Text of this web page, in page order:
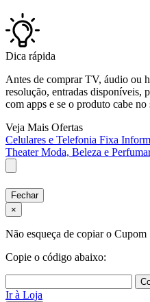
Dica rápida
Antes de comprar TV, áudio ou
resolução, entradas disponíveis,
com apps e se o produto cabe no
Veja Mais Ofertas
Celulares e Telefonia Fixa
TheaterModa, Beleza e
Fechar
×
Não esqueça de copiar o Cupom
Copie o código abaixo:
Ir à Loja